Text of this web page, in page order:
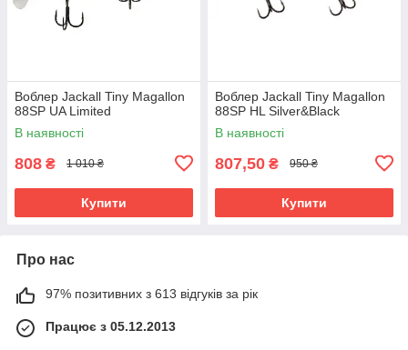
Воблер Jackall Tiny Magallon
88SP UA Limited
В наявності
808 ₴ 1 010 ₴
Купити
Воблер Jackall Tiny Magallon
88SP HL Silver&Black
В наявності
807,50 ₴ 950 ₴
Купити
Про нас
97% позитивних з 613 відгуків за рік
Працює з 05.12.2013